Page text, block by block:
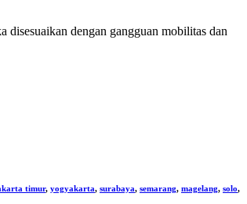
disesuaikan dengan gangguan mobilitas dan
timur, yogyakarta, surabaya, semarang, magelang, solo,